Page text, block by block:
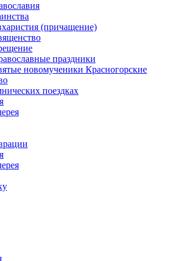
(причащение)
праздники
новомученики Красногорские
поездках